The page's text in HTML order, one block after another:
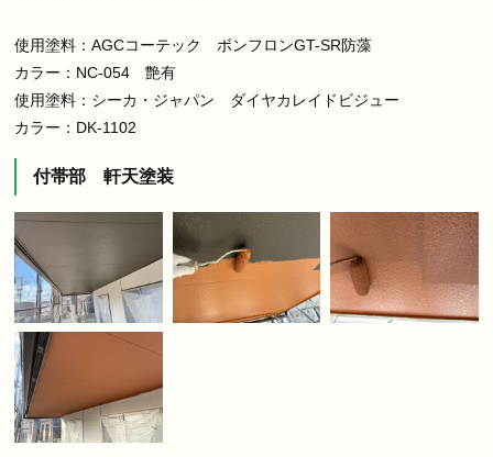
使用塗料：AGCコーテック ボンフロンGT-SR防藻
カラー：NC-054 艶有
使用塗料：シーカ・ジャパン ダイヤカレイドビジュー
カラー：DK-1102
付帯部 軒天塗装